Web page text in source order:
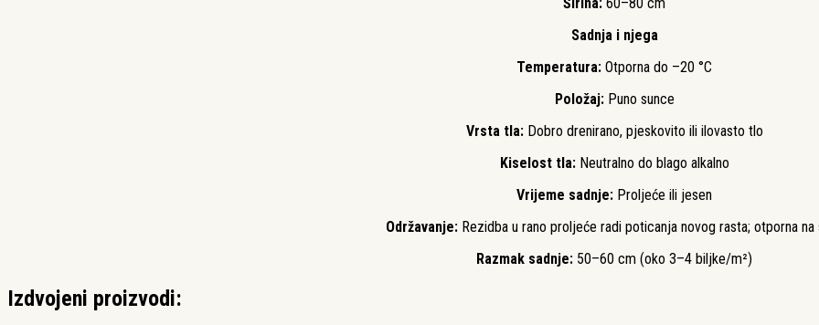
Sadnja i njega
Temperatura: Otporna do –20 °C
Položaj: Puno sunce
Vrsta tla: Dobro drenirano, pjeskovito ili ilovasto tlo
Kiselost tla: Neutralno do blago alkalno
Vrijeme sadnje: Proljeće ili jesen
Održavanje: Rezidba u rano proljeće radi poticanja novog rasta; otporna na
Razmak sadnje: 50–60 cm (oko 3–4 biljke/m²)
Izdvojeni proizvodi: